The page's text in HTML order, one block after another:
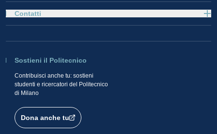
Sostieni il Politecnico
Contribuisci anche tu: sostieni
studenti e ricercatori del Politecnico
di Milano
Dona anche tu
Contatti